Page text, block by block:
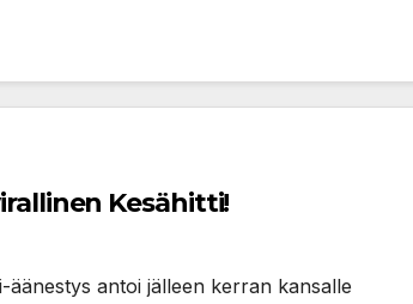
Kesähitti!
äänestys antoi jälleen kerran kansalle